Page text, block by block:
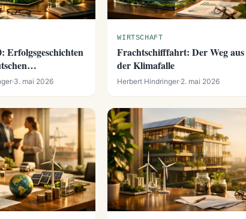
Erfolgsgeschichten
·3. mai 2026
WIRTSCHAFT
Frachtschifffahrt: Der Weg aus
der Klimafalle
Herbert Hindringer·2. mai 2026